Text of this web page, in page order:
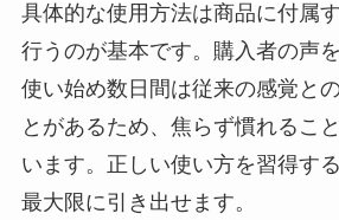
具体的な使用方法は商品に付属
行うのが基本です。購入者の声
使い始め数日間は従来の感覚と
とがあるため、焦らず慣れるこ
います。正しい使い方を習得す
最大限に引き出せます。